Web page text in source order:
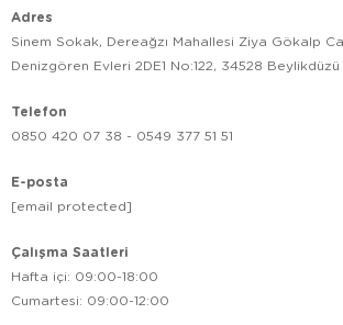
Adres
Sinem Sokak, Dereağzı Mahallesi Ziya Gökalp
Denizgören Evleri 2DE1 No:122, 34528
Telefon
0850 420 07 38 - 0549 377 51 51
E-posta
[email protected]
Çalışma Saatleri
Hafta içi: 09:00-18:00
Cumartesi: 09:00-12:00